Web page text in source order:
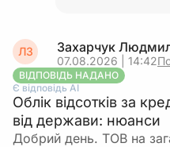
ЛЗ Захарчук
07.08.2026 | 14:42
ВІДПОВІДЬ НАДАНО
Є відповідь АІ
Облік відсотків за
від держави: нюанси
Добрий день. ТОВ на